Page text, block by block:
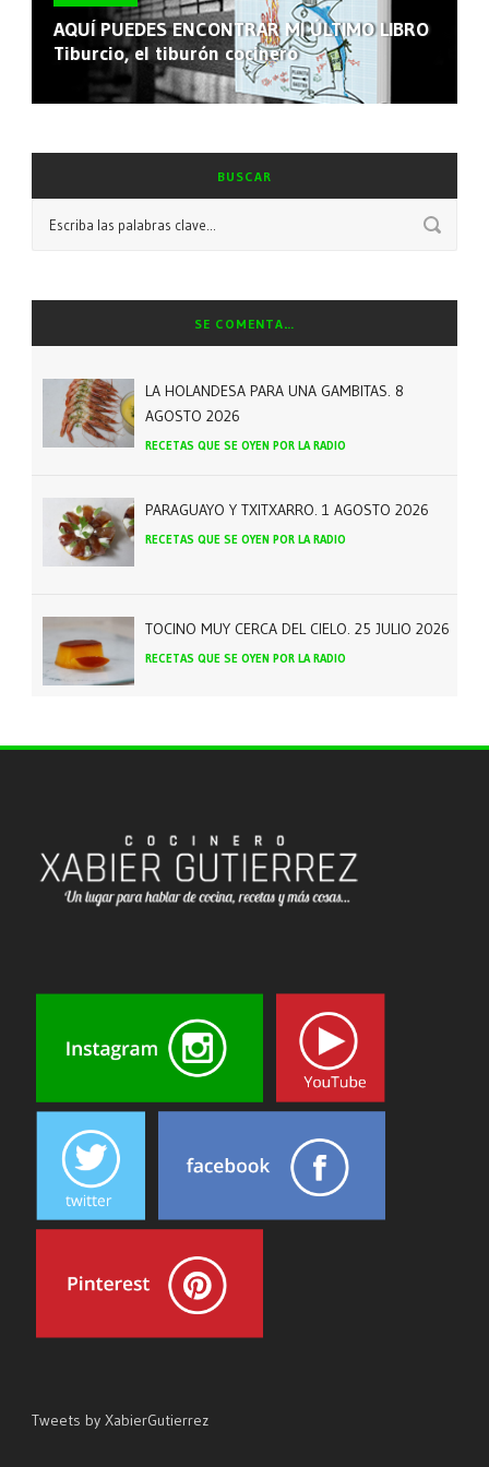
AQUÍ PUEDES ENCONTRAR MI ÚLTIMO LIBRO
Tiburcio, el tiburón cocinero
BUSCAR
SE COMENTA…
LA HOLANDESA PARA UNA GAMBITAS. 8
AGOSTO 2026
RECETAS QUE SE OYEN POR LA RADIO
PARAGUAYO Y TXITXARRO. 1 AGOSTO 2026
RECETAS QUE SE OYEN POR LA RADIO
TOCINO MUY CERCA DEL CIELO. 25 JULIO 2026
RECETAS QUE SE OYEN POR LA RADIO
Tweets by XabierGutierrez